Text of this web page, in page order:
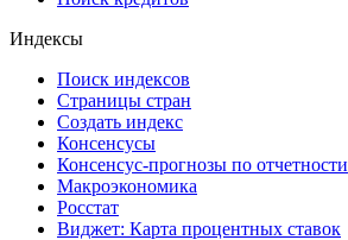
Индексы
Поиск индексов
Страницы стран
Создать индекс
Консенсусы
Консенсус-прогнозы по отчетности
Макроэкономика
Росстат
Виджет: Карта процентных ставок